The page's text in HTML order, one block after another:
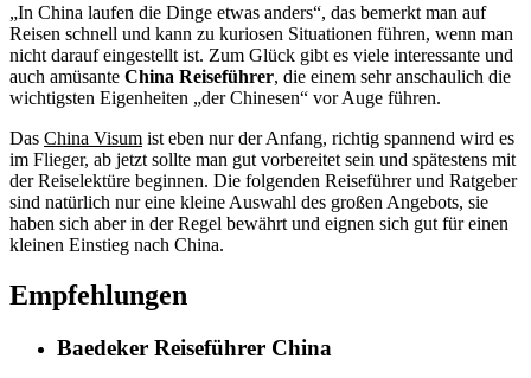
„In China laufen die Dinge etwas anders“, das bemerkt man auf
Reisen schnell und kann zu kuriosen Situationen führen, wenn man
nicht darauf eingestellt ist. Zum Glück gibt es viele interessante und
auch amüsante China Reiseführer, die einem sehr anschaulich die
wichtigsten Eigenheiten „der Chinesen“ vor Auge führen.
Das China Visum ist eben nur der Anfang, richtig spannend wird es
im Flieger, ab jetzt sollte man gut vorbereitet sein und spätestens mit
der Reiselektüre beginnen. Die folgenden Reiseführer und Ratgeber
sind natürlich nur eine kleine Auswahl des großen Angebots, sie
haben sich aber in der Regel bewährt und eignen sich gut für einen
kleinen Einstieg nach China.
Empfehlungen
Baedeker Reiseführer China